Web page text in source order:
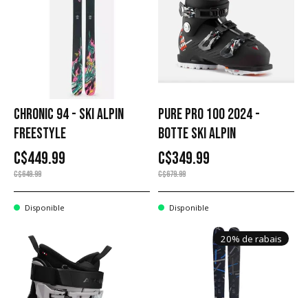
CHRONIC 94 - SKI ALPIN
FREESTYLE
C$449.99
C$649.99
Disponible
PURE PRO 100 2024 -
BOTTE SKI ALPIN
C$349.99
C$679.99
Disponible
20% de rabais